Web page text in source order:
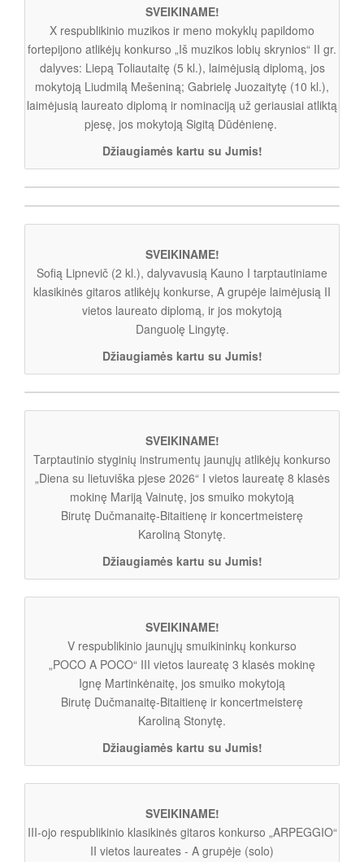
SVEIKINAME!
X respublikinio muzikos ir meno mokyklų papildomo
fortepijono atlikėjų konkurso „Iš muzikos lobių skrynios“ II gr.
dalyves: Liepą Toliautaitę (5 kl.), laimėjusią diplomą, jos
mokytoją Liudmilą Mešeniną; Gabrielę Juozaitytę (10 kl.),
laimėjusią laureato diplomą ir nominaciją už geriausiai atliktą
pjesę, jos mokytoją Sigitą Dūdėnienę.
Džiaugiamės kartu su Jumis!
SVEIKINAME!
Sofią Lipnevič (2 kl.), dalyvavusią Kauno I tarptautiniame
klasikinės gitaros atlikėjų konkurse, A grupėje laimėjusią II
vietos laureato diplomą, ir jos mokytoją
Danguolę Lingytę.
Džiaugiamės kartu su Jumis!
SVEIKINAME!
Tarptautinio styginių instrumentų jaunųjų atlikėjų konkurso
„Diena su lietuviška pjese 2026“ I vietos laureatę 8 klasės
mokinę Mariją Vainutę, jos smuiko mokytoją
Birutę Dučmanaitę-Bitaitienę ir koncertmeisterę
Karoliną Stonytę.
Džiaugiamės kartu su Jumis!
SVEIKINAME!
V respublikinio jaunųjų smuikininkų konkurso
„POCO A POCO“ III vietos laureatę 3 klasės mokinę
Ignę Martinkėnaitę, jos smuiko mokytoją
Birutę Dučmanaitę-Bitaitienę ir koncertmeisterę
Karoliną Stonytę.
Džiaugiamės kartu su Jumis!
SVEIKINAME!
III-ojo respublikinio klasikinės gitaros konkurso „ARPEGGIO“
II vietos laureates - A grupėje (solo)